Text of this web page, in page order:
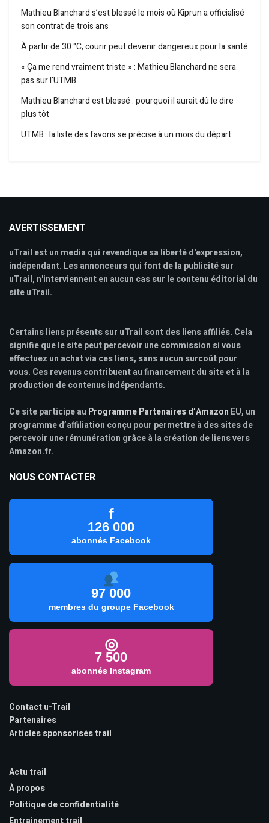
Mathieu Blanchard s’est blessé le mois où Kiprun a officialisé
son contrat de trois ans
À partir de 30 °C, courir peut devenir dangereux pour la santé
« Ça me rend vraiment triste » : Mathieu Blanchard ne sera
pas sur l’UTMB
Mathieu Blanchard est blessé : pourquoi il aurait dû le dire
plus tôt
UTMB : la liste des favoris se précise à un mois du départ
AVERTISSEMENT
uTrail est un media qui revendique sa liberté d'expression,
indépendant. Les annonceurs qui font de la publicité sur
uTrail, n'interviennent en aucun cas sur le contenu éditorial du
site uTrail.
Certains liens présents sur uTrail sont des liens affiliés. Cela
signifie que le site peut percevoir une commission si vous
effectuez un achat via ces liens, sans aucun surcoût pour
vous. Ces revenus contribuent au financement du site et à la
production de contenus indépendants.
Ce site participe au Programme Partenaires d’Amazon EU, un
programme d’affiliation conçu pour permettre à des sites de
percevoir une rémunération grâce à la création de liens vers
Amazon.fr.
NOUS CONTACTER
f
126 000
abonnés Facebook
97 000
membres du groupe Facebook
◎
7 500
abonnés Instagram
Contact u-Trail
Partenaires
Articles sponsorisés trail
Actu trail
À propos
Politique de confidentialité